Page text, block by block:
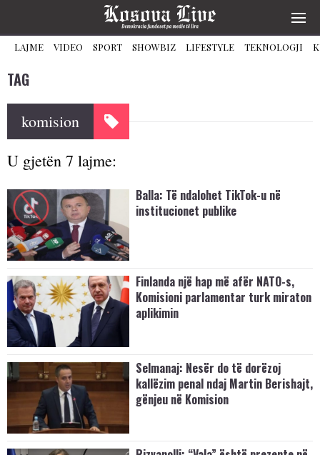
LAJME VIDEO SPORT SHOWBIZ LIFESTYLE TEKNOLOGJI
TAG
komision
U gjetën 7 lajme:
Balla: Të ndalohet TikTok-u në
institucionet publike
Finlanda një hap më afër NATO-s,
Komisioni parlamentar turk miraton
aplikimin
Selmanaj: Nesër do të dorëzoj
kallëzim penal ndaj Martin Berishajt,
gënjeu në Komision